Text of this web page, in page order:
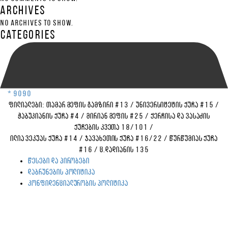
Archives
No archives to show.
Categories
* 9090
ფილიალები: თამარ მეფის გამზირი #13 / უნივერსიტეტის ქუჩა #15 /
ჭაბუკიანის ქუჩა #4 / მირიან მეფის #25 /ქერჩისა და ვასაძის
ქუჩების კვეთა 18/101 /
ილია ვეკუას ქუჩა #14 / ჯავახეთის ქუჩა #16/22 / წურწუმიას ქუჩა
#16 /ც.დადიანის 135
წესები და პირობები
დაბრუნების პოლიტიკა
კონფიდენციალურობის პოლიტიკა